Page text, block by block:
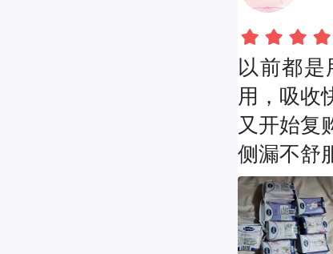
以前都
用，吸收
又开始复
侧漏不舒